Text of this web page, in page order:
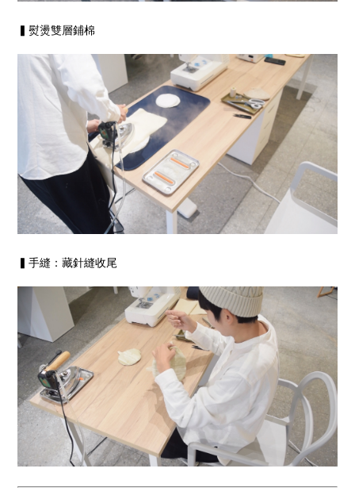
▍熨燙雙層鋪棉
▍手縫：藏針縫收尾